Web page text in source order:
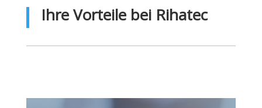
Ihre Vorteile bei Rihatec